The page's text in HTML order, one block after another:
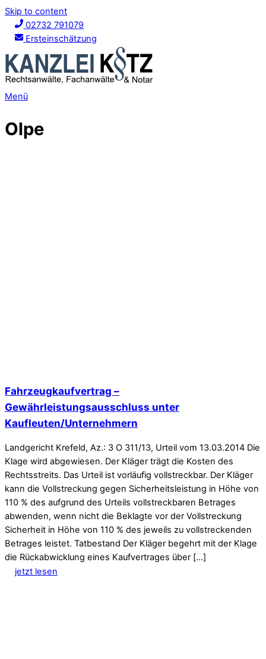
Skip to content
02732 791079
Ersteinschätzung
Menü
Olpe
Fahrzeugkaufvertrag –
Gewährleistungsausschluss unter
Kaufleuten/Unternehmern
Landgericht Krefeld, Az.: 3 O 311/13, Urteil vom 13.03.2014 Die
Klage wird abgewiesen. Der Kläger trägt die Kosten des
Rechtsstreits. Das Urteil ist vorläufig vollstreckbar. Der Kläger
kann die Vollstreckung gegen Sicherheitsleistung in Höhe von
110 % des aufgrund des Urteils vollstreckbaren Betrages
abwenden, wenn nicht die Beklagte vor der Vollstreckung
Sicherheit in Höhe von 110 % des jeweils zu vollstreckenden
Betrages leistet. Tatbestand Der Kläger begehrt mit der Klage
die Rückabwicklung eines Kaufvertrages über […]
jetzt lesen